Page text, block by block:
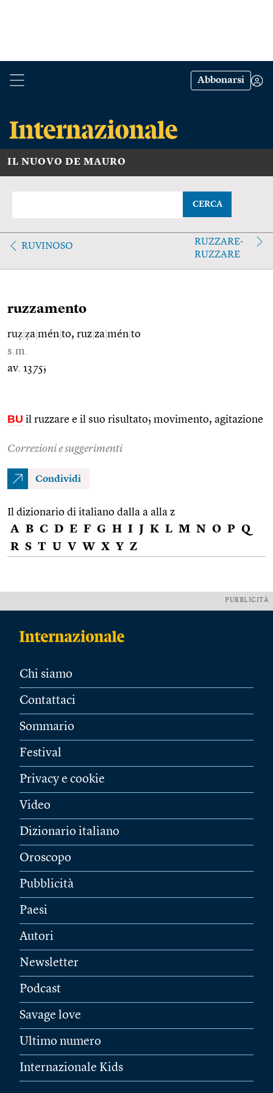
Abbonarsi
IL NUOVO DE MAURO
CERCA
RUVINOSO
RUZZARE-
RUZZARE
ruzzamento
ruẓ ẓa mén to, ruz za mén to
s.m.
av. 1375;
BU il ruzzare e il suo risultato; movimento, agitazione
Correzioni e suggerimenti
Condividi
Il dizionario di italiano dalla a alla z
A B C D E F G H I J K L M N O P Q
R S T U V W X Y Z
PUBBLICITÀ
Chi siamo
Contattaci
Sommario
Festival
Privacy e cookie
Video
Dizionario italiano
Oroscopo
Pubblicità
Paesi
Autori
Newsletter
Podcast
Savage love
Ultimo numero
Internazionale Kids